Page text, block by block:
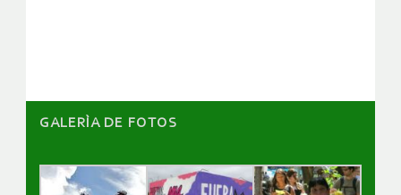
GALERÌA DE FOTOS